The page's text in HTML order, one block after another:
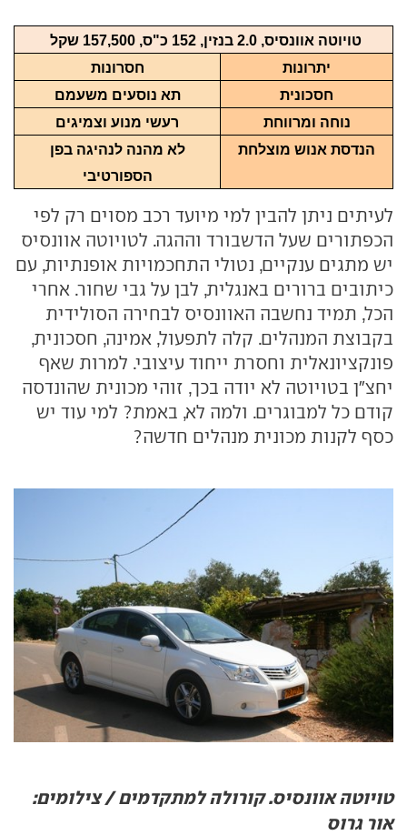
טויוטה אוונסיס, 2.0 בנזין, 152 כ"ס, 157,500 שקל
יתרונות
חסרונות
חסכונית
תא נוסעים משעמם
נוחה ומרווחת
רעשי מנוע וצמיגים
הנדסת אנוש מוצלחת
לא מהנה לנהיגה בפן
הספורטיבי
לעיתים ניתן להבין למי מיועד רכב מסוים רק לפי
הכפתורים שעל הדשבורד וההגה. לטויוטה אוונסיס
יש מתגים ענקיים, נטולי התחכמויות אופנתיות, עם
כיתובים ברורים באנגלית, לבן על גבי שחור. אחרי
הכל, תמיד נחשבה האוונסיס לבחירה הסולידית
בקבוצת המנהלים. קלה לתפעול, אמינה, חסכונית,
פונקציונאלית וחסרת ייחוד עיצובי. למרות שאף
יחצ"ן בטויוטה לא יודה בכך, זוהי מכונית שהונדסה
קודם כל למבוגרים. ולמה לא, באמת? למי עוד יש
כסף לקנות מכונית מנהלים חדשה?
טויוטה אוונסיס. קורולה למתקדמים / צילומים:
אור גרוס